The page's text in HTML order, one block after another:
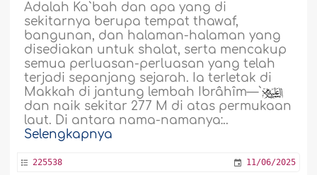
Adalah Ka`bah dan apa yang di
sekitarnya berupa tempat thawaf,
bangunan, dan halaman-halaman yang
disediakan untuk shalat, serta mencakup
semua perluasan-perluasan yang telah
terjadi sepanjang sejarah. Ia terletak di
Makkah di jantung lembah Ibrâhîm—`
dan naik sekitar 277 M di atas permukaan
laut. Di antara nama-namanya:..
Selengkapnya
225538 11/06/2025